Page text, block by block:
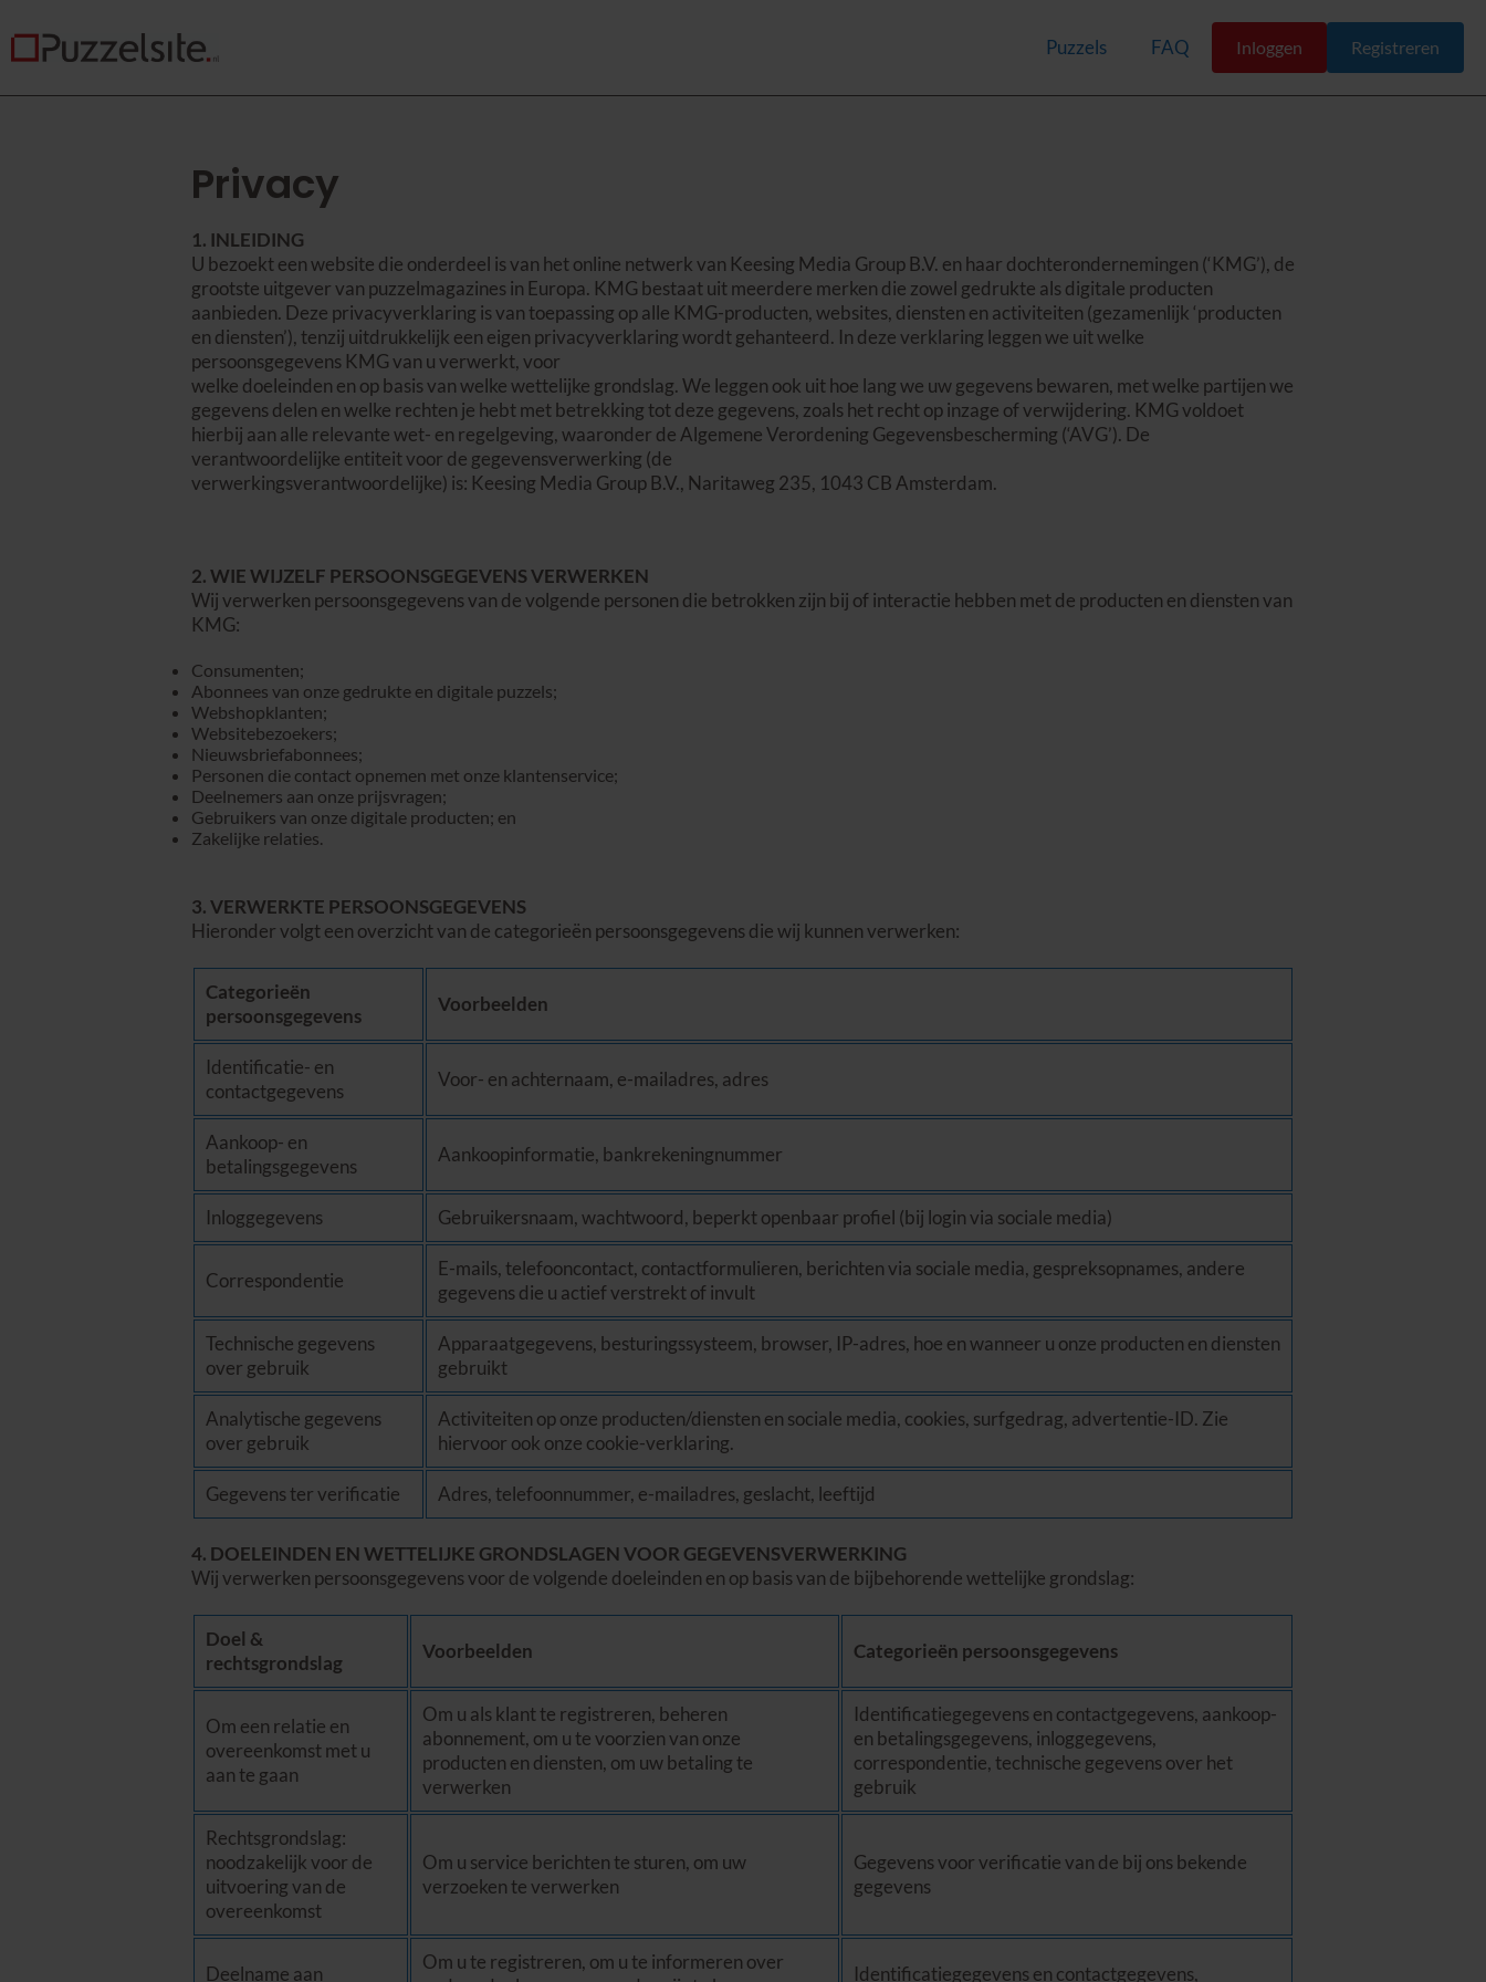
Puzzels FAQ Inloggen Registreren
Privacy
1. INLEIDING
U bezoekt een website die onderdeel is van het online netwerk van Keesing Media Group B.V. en haar dochterondernemingen (‘KMG’), de
grootste uitgever van puzzelmagazines in Europa. KMG bestaat uit meerdere merken die zowel gedrukte als digitale producten
aanbieden. Deze privacyverklaring is van toepassing op alle KMG-producten, websites, diensten en activiteiten (gezamenlijk ‘producten
en diensten’), tenzij uitdrukkelijk een eigen privacyverklaring wordt gehanteerd. In deze verklaring leggen we uit welke
persoonsgegevens KMG van u verwerkt, voor
welke doeleinden en op basis van welke wettelijke grondslag. We leggen ook uit hoe lang we uw gegevens bewaren, met welke partijen we
gegevens delen en welke rechten je hebt met betrekking tot deze gegevens, zoals het recht op inzage of verwijdering. KMG voldoet
hierbij aan alle relevante wet- en regelgeving, waaronder de Algemene Verordening Gegevensbescherming (‘AVG’). De
verantwoordelijke entiteit voor de gegevensverwerking (de
verwerkingsverantwoordelijke) is: Keesing Media Group B.V., Naritaweg 235, 1043 CB Amsterdam.
2. WIE WIJZELF PERSOONSGEGEVENS VERWERKEN
Wij verwerken persoonsgegevens van de volgende personen die betrokken zijn bij of interactie hebben met de producten en diensten van
KMG:
Consumenten;
Abonnees van onze gedrukte en digitale puzzels;
Webshopklanten;
Websitebezoekers;
Nieuwsbriefabonnees;
Personen die contact opnemen met onze klantenservice;
Deelnemers aan onze prijsvragen;
Gebruikers van onze digitale producten; en
Zakelijke relaties.
3. VERWERKTE PERSOONSGEGEVENS
Hieronder volgt een overzicht van de categorieën persoonsgegevens die wij kunnen verwerken:
Categorieën
persoonsgegevens
Voorbeelden
Identificatie- en
contactgegevens
Voor- en achternaam, e-mailadres, adres
Aankoop- en
betalingsgegevens
Aankoopinformatie, bankrekeningnummer
Inloggegevens Gebruikersnaam, wachtwoord, beperkt openbaar profiel (bij login via sociale media)
Correspondentie
E-mails, telefooncontact, contactformulieren, berichten via sociale media, gespreksopnames, andere
gegevens die u actief verstrekt of invult
Technische gegevens
over gebruik
Apparaatgegevens, besturingssysteem, browser, IP-adres, hoe en wanneer u onze producten en diensten
gebruikt
Analytische gegevens
over gebruik
Activiteiten op onze producten/diensten en sociale media, cookies, surfgedrag, advertentie-ID. Zie
hiervoor ook onze cookie-verklaring.
Gegevens ter verificatie Adres, telefoonnummer, e-mailadres, geslacht, leeftijd
4. DOELEINDEN EN WETTELIJKE GRONDSLAGEN VOOR GEGEVENSVERWERKING
Wij verwerken persoonsgegevens voor de volgende doeleinden en op basis van de bijbehorende wettelijke grondslag:
Doel &
rechtsgrondslag
Voorbeelden Categorieën persoonsgegevens
Om een relatie en
overeenkomst met u
aan te gaan
Om u als klant te registreren, beheren
abonnement, om u te voorzien van onze
producten en diensten, om uw betaling te
verwerken
Identificatiegegevens en contactgegevens, aankoop-
en betalingsgegevens, inloggegevens,
correspondentie, technische gegevens over het
gebruik
Rechtsgrondslag:
noodzakelijk voor de
uitvoering van de
overeenkomst
Om u service berichten te sturen, om uw
verzoeken te verwerken
Gegevens voor verificatie van de bij ons bekende
gegevens
Deelname aan
Om u te registreren, om u te informeren over
Identificatiegegevens en contactgegevens,